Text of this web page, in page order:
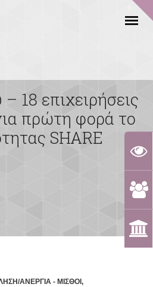
18 επιχειρήσεις
πρώτη φορά το
SHARE
ΑΝΕΡΓΙΑ - ΜΙΣΘΟΙ ,